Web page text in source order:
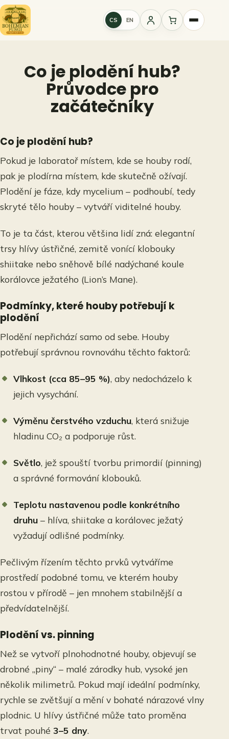
Přeskočit
na
obsah
CS EN
Přihlášení
Co je plodění hub?
Průvodce pro
začátečníky
Co je plodění hub?
Pokud je laboratoř místem, kde se houby rodí,
pak je plodírna místem, kde skutečně ožívají.
Plodění je fáze, kdy mycelium – podhoubí, tedy
skryté tělo houby – vytváří viditelné houby.
To je ta část, kterou většina lidí zná: elegantní
trsy hlívy ústřičné, zemitě vonící klobouky
shiitake nebo sněhově bílé nadýchané koule
korálovce ježatého (Lion’s Mane).
Podmínky, které houby potřebují k
plodění
Plodění nepřichází samo od sebe. Houby
potřebují správnou rovnováhu těchto faktorů:
Vlhkost (cca 85–95 %), aby nedocházelo k
jejich vysychání.
Výměnu čerstvého vzduchu, která snižuje
hladinu CO₂ a podporuje růst.
Světlo, jež spouští tvorbu primordií (pinning)
a správné formování klobouků.
Teplotu nastavenou podle konkrétního
druhu – hlíva, shiitake a korálovec ježatý
vyžadují odlišné podmínky.
Pečlivým řízením těchto prvků vytváříme
prostředí podobné tomu, ve kterém houby
rostou v přírodě – jen mnohem stabilnější a
předvídatelnější.
Plodění vs. pinning
Než se vytvoří plnohodnotné houby, objevují se
drobné „piny“ – malé zárodky hub, vysoké jen
několik milimetrů. Pokud mají ideální podmínky,
rychle se zvětšují a mění v bohaté nárazové vlny
plodnic. U hlívy ústřičné může tato proměna
trvat pouhé 3–5 dny.